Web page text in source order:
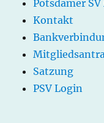
Potsdamer
Kontakt
Satzung
PSV Login